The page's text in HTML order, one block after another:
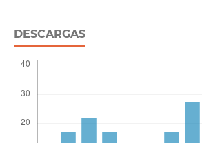
DESCARGAS